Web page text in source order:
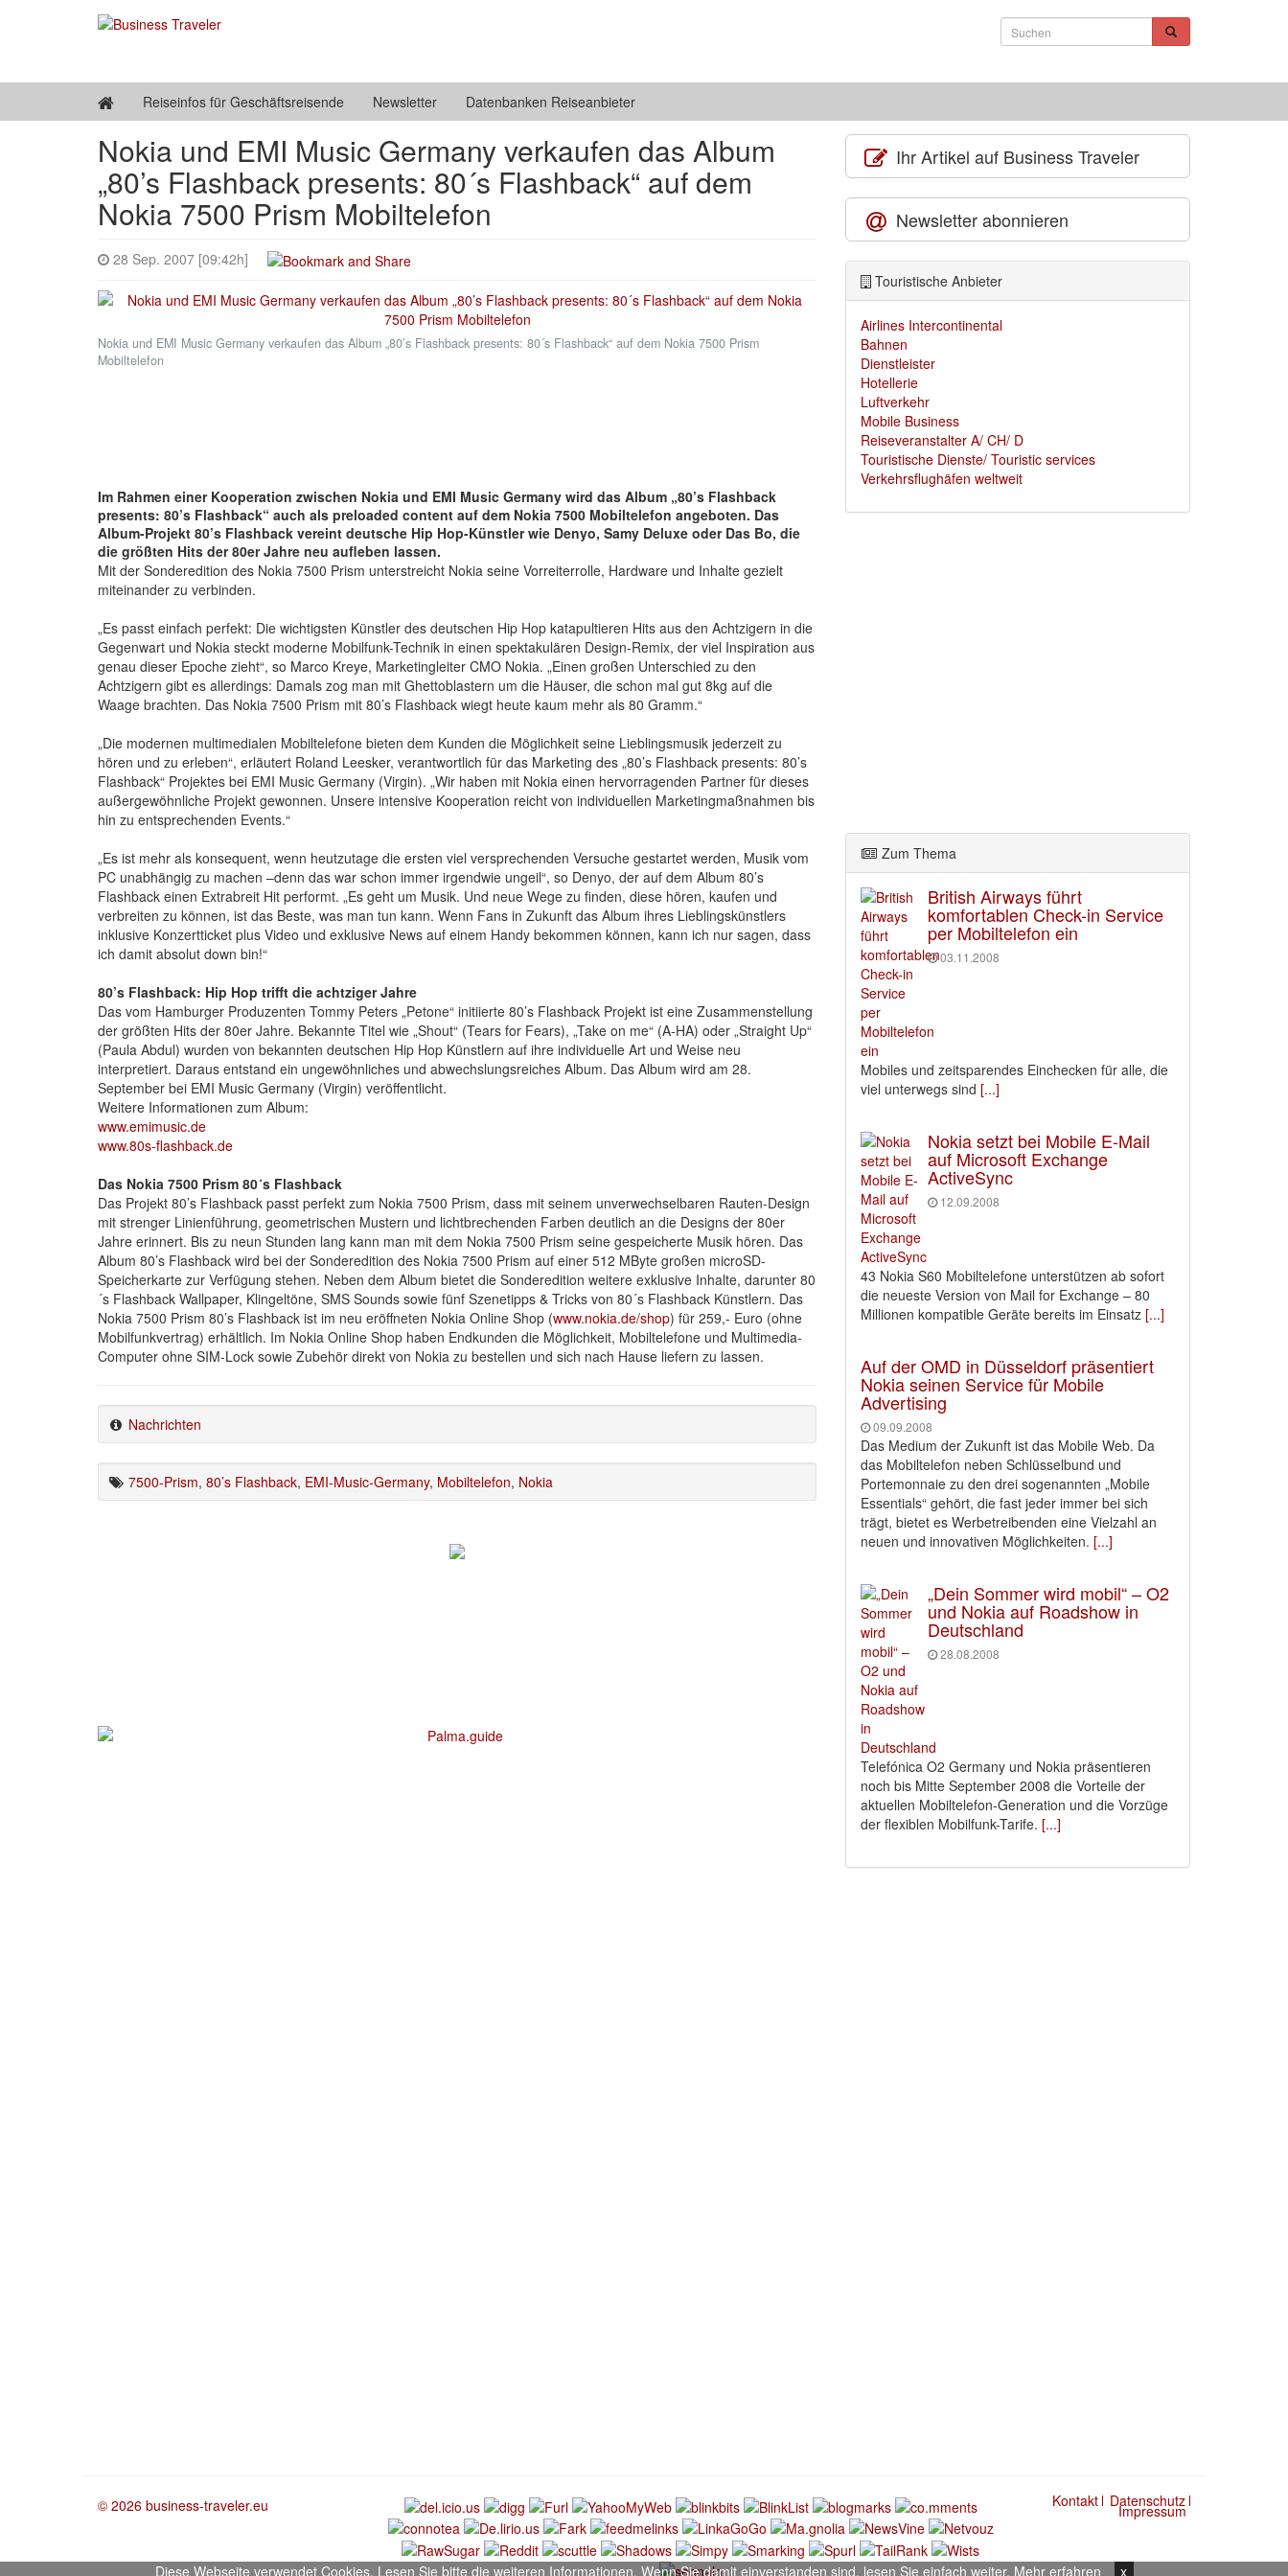
Diese Webseite verwendet Cookies. Lesen Sie bitte die weiteren Informationen. Wenn Sie damit einverstanden sind, lesen Sie einfach weiter. Mehr erfahren x
Reiseinfos für Geschäftsreisende Newsletter Datenbanken Reiseanbieter
Nokia und EMI Music Germany verkaufen das Album
„80’s Flashback presents: 80´s Flashback“ auf dem
Nokia 7500 Prism Mobiltelefon
28 Sep. 2007 [09:42h]
Nokia und EMI Music Germany verkaufen das Album „80’s Flashback presents: 80´s Flashback“ auf dem Nokia 7500 Prism
Mobiltelefon
Im Rahmen einer Kooperation zwischen Nokia und EMI Music Germany wird das Album „80’s Flashback
presents: 80’s Flashback“ auch als preloaded content auf dem Nokia 7500 Mobiltelefon angeboten. Das
Album-Projekt 80’s Flashback vereint deutsche Hip Hop-Künstler wie Denyo, Samy Deluxe oder Das Bo, die
die größten Hits der 80er Jahre neu aufleben lassen.
Mit der Sonderedition des Nokia 7500 Prism unterstreicht Nokia seine Vorreiterrolle, Hardware und Inhalte gezielt
miteinander zu verbinden.
„Es passt einfach perfekt: Die wichtigsten Künstler des deutschen Hip Hop katapultieren Hits aus den Achtzigern in die
Gegenwart und Nokia steckt moderne Mobilfunk-Technik in einen spektakulären Design-Remix, der viel Inspiration aus
genau dieser Epoche zieht“, so Marco Kreye, Marketingleiter CMO Nokia. „Einen großen Unterschied zu den
Achtzigern gibt es allerdings: Damals zog man mit Ghettoblastern um die Häuser, die schon mal gut 8kg auf die
Waage brachten. Das Nokia 7500 Prism mit 80’s Flashback wiegt heute kaum mehr als 80 Gramm.“
„Die modernen multimedialen Mobiltelefone bieten dem Kunden die Möglichkeit seine Lieblingsmusik jederzeit zu
hören und zu erleben“, erläutert Roland Leesker, verantwortlich für das Marketing des „80’s Flashback presents: 80’s
Flashback“ Projektes bei EMI Music Germany (Virgin). „Wir haben mit Nokia einen hervorragenden Partner für dieses
außergewöhnliche Projekt gewonnen. Unsere intensive Kooperation reicht von individuellen Marketingmaßnahmen bis
hin zu entsprechenden Events.“
„Es ist mehr als konsequent, wenn heutzutage die ersten viel versprechenden Versuche gestartet werden, Musik vom
PC unabhängig zu machen –denn das war schon immer irgendwie ungeil“, so Denyo, der auf dem Album 80’s
Flashback einen Extrabreit Hit performt. „Es geht um Musik. Und neue Wege zu finden, diese hören, kaufen und
verbreiten zu können, ist das Beste, was man tun kann. Wenn Fans in Zukunft das Album ihres Lieblingskünstlers
inklusive Konzertticket plus Video und exklusive News auf einem Handy bekommen können, kann ich nur sagen, dass
ich damit absolut down bin!“
80’s Flashback: Hip Hop trifft die achtziger Jahre
Das vom Hamburger Produzenten Tommy Peters „Petone“ initiierte 80’s Flashback Projekt ist eine Zusammenstellung
der größten Hits der 80er Jahre. Bekannte Titel wie „Shout“ (Tears for Fears), „Take on me“ (A-HA) oder „Straight Up“
(Paula Abdul) wurden von bekannten deutschen Hip Hop Künstlern auf ihre individuelle Art und Weise neu
interpretiert. Daraus entstand ein ungewöhnliches und abwechslungsreiches Album. Das Album wird am 28.
September bei EMI Music Germany (Virgin) veröffentlicht.
Weitere Informationen zum Album:
www.emimusic.de
www.80s-flashback.de
Das Nokia 7500 Prism 80´s Flashback
Das Projekt 80’s Flashback passt perfekt zum Nokia 7500 Prism, dass mit seinem unverwechselbaren Rauten-Design
mit strenger Linienführung, geometrischen Mustern und lichtbrechenden Farben deutlich an die Designs der 80er
Jahre erinnert. Bis zu neun Stunden lang kann man mit dem Nokia 7500 Prism seine gespeicherte Musik hören. Das
Album 80’s Flashback wird bei der Sonderedition des Nokia 7500 Prism auf einer 512 MByte großen microSD-
Speicherkarte zur Verfügung stehen. Neben dem Album bietet die Sonderedition weitere exklusive Inhalte, darunter 80
´s Flashback Wallpaper, Klingeltöne, SMS Sounds sowie fünf Szenetipps & Tricks von 80´s Flashback Künstlern. Das
Nokia 7500 Prism 80’s Flashback ist im neu eröffneten Nokia Online Shop (www.nokia.de/shop) für 259,- Euro (ohne
Mobilfunkvertrag) erhältlich. Im Nokia Online Shop haben Endkunden die Möglichkeit, Mobiltelefone und Multimedia-
Computer ohne SIM-Lock sowie Zubehör direkt von Nokia zu bestellen und sich nach Hause liefern zu lassen.
Nachrichten
7500-Prism, 80’s Flashback, EMI-Music-Germany, Mobiltelefon, Nokia
Ihr Artikel auf Business Traveler
Newsletter abonnieren
Touristische Anbieter
Airlines Intercontinental
Bahnen
Dienstleister
Hotellerie
Luftverkehr
Mobile Business
Reiseveranstalter A/ CH/ D
Touristische Dienste/ Touristic services
Verkehrsflughäfen weltweit
Zum Thema
British Airways führt
komfortablen Check-in Service
per Mobiltelefon ein
03.11.2008
Mobiles und zeitsparendes Einchecken für alle, die
viel unterwegs sind [...]
Nokia setzt bei Mobile E-Mail
auf Microsoft Exchange
ActiveSync
12.09.2008
43 Nokia S60 Mobiltelefone unterstützen ab sofort
die neueste Version von Mail for Exchange – 80
Millionen kompatible Geräte bereits im Einsatz [...]
Auf der OMD in Düsseldorf präsentiert
Nokia seinen Service für Mobile
Advertising
09.09.2008
Das Medium der Zukunft ist das Mobile Web. Da
das Mobiltelefon neben Schlüsselbund und
Portemonnaie zu den drei sogenannten „Mobile
Essentials“ gehört, die fast jeder immer bei sich
trägt, bietet es Werbetreibenden eine Vielzahl an
neuen und innovativen Möglichkeiten. [...]
„Dein Sommer wird mobil“ – O2
und Nokia auf Roadshow in
Deutschland
28.08.2008
Telefónica O2 Germany und Nokia präsentieren
noch bis Mitte September 2008 die Vorteile der
aktuellen Mobiltelefon-Generation und die Vorzüge
der flexiblen Mobilfunk-Tarife. [...]
© 2026 business-traveler.eu Kontakt Datenschutz
Impressum